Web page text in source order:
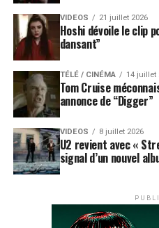
VIDEOS 21 juillet 2026
Hoshi dévoile le clip
dansant”
TÉLÉ / CINÉMA 14 juillet
Tom Cruise
annonce de “Digger”
VIDEOS 8 juillet 2026
U2 revient avec «
signal d’un nouvel